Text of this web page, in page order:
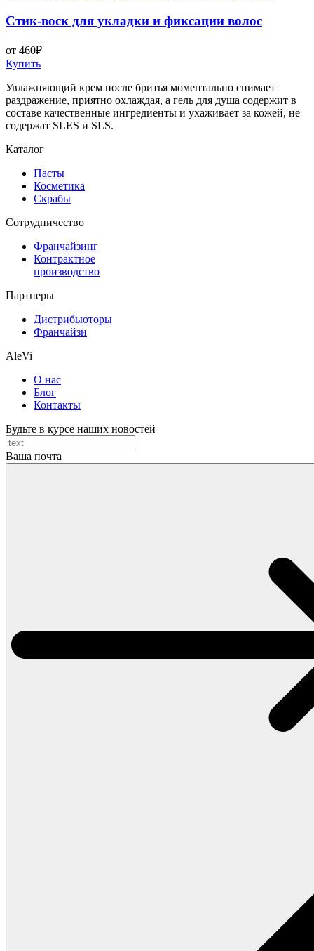
Стик-воск для укладки и фиксации волос
от 460₽
Купить
Увлажняющий крем после бритья моментально снимает
раздражение, приятно охлаждая, а гель для душа содержит в
составе качественные ингредиенты и ухаживает за кожей, не
содержат SLES и SLS.
Каталог
Пасты
Косметика
Скрабы
Cотрудничество
Франчайзинг
Контрактное
производство
Партнеры
Дистрибьюторы
Франчайзи
AleVi
О нас
Блог
Контакты
Будьте в курсе наших новостей
Ваша почта